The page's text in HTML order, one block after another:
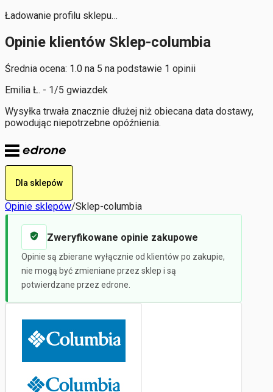
Ładowanie profilu sklepu…
Opinie klientów Sklep-columbia
Średnia ocena: 1.0 na 5 na podstawie 1 opinii
Emilia Ł. - 1/5 gwiazdek
Wysyłka trwała znacznie dłużej niż obiecana data dostawy,
powodując niepotrzebne opóźnienia.
Dla sklepów
Opinie sklepów/Sklep-columbia
Zweryfikowane opinie zakupowe
Opinie są zbierane wyłącznie od klientów po zakupie,
nie mogą być zmieniane przez sklep i są
potwierdzane przez edrone.